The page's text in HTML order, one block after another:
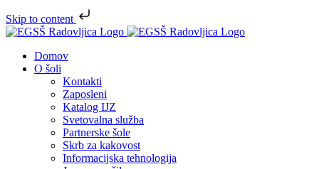
Skip to content
Skip
contentDomov
O šoli
Kontakti
Zaposleni
Katalog IJZ
Svetovalna služba
Partnerske šole
Skrb za kakovost
Informacijska tehnologija